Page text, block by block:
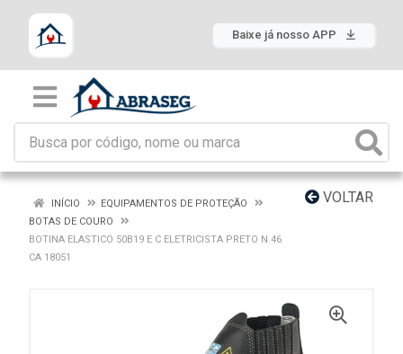
Baixe já nosso APP
VOLTAR
INÍCIO
EQUIPAMENTOS DE PROTEÇÃO
BOTAS DE COURO
BOTINA ELASTICO 50B19 E C ELETRICISTA PRETO N.46
CA 18051